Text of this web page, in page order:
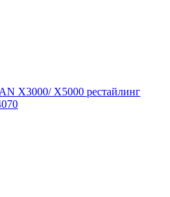
X3000/ X5000 рестайлинг